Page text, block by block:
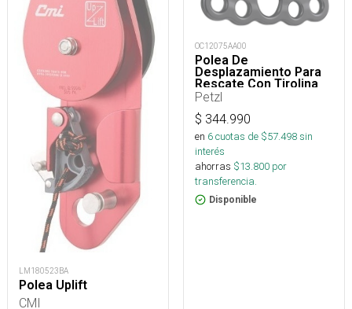
LM180523BA
Polea Uplift
CMI
OC12075AA00
Polea De
Desplazamiento Para
Rescate Con Tirolina
Reeve
Petzl
$ 344.990
en 6cuotas de $57.498sin
interés
ahorras $13.800 por
transferencia.
Disponible